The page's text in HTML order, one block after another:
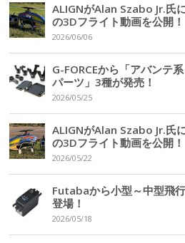
ALIGNがAlan Szabo Jr.氏
の3Dフライト動画を公開！
2026/06/06
G-FORCEから「アバンテ
パーツ」3種が発売！
2026/05/25
ALIGNがAlan Szabo Jr.氏
の3Dフライト動画を公開！
2026/05/22
Futabaから小型～中型飛
登場！
2026/05/18